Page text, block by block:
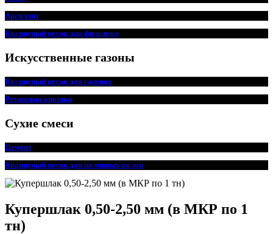
Аргиллит
Кварцевый песок для фильтров
Искусственные газоны
Кварцевый песок для газонов
Резиновая крошка
Сухие смеси
Цемент
Кварцевый песок для наливных полов
Купершлак 0,50-2,50 мм (в МКР по 1
тн)